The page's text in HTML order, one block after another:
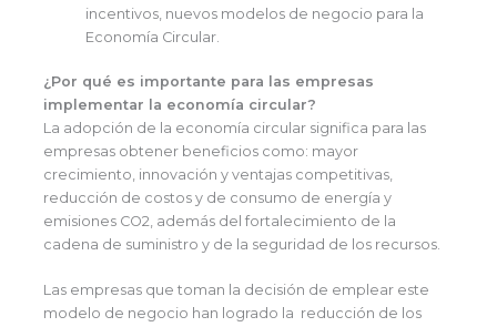
incentivos, nuevos modelos de negocio para la
Economía Circular.
¿Por qué es importante para las empresas
implementar la economía circular?
La adopción de la economía circular significa para las
empresas obtener beneficios como: mayor
crecimiento, innovación y ventajas competitivas,
reducción de costos y de consumo de energía y
emisiones CO2, además del fortalecimiento de la
cadena de suministro y de la seguridad de los recursos.
Las empresas que toman la decisión de emplear este
modelo de negocio han logrado la reducción de los